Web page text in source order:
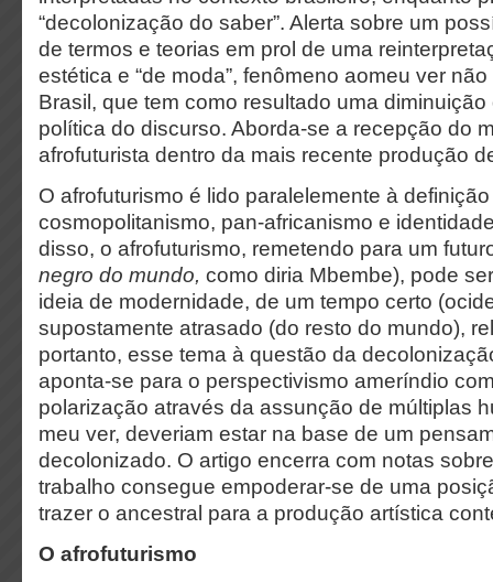
“decolonização do saber”. Alerta sobre um
de termos e teorias em prol de uma
estética e “de moda”, fenômeno aomeu ver
Brasil, que tem como resultado uma
política do discurso. Aborda-se a recepção do
afrofuturista dentro da mais recente produção
O afrofuturismo é lido paralelemente à
cosmopolitanismo, pan-africanismo e
disso, o afrofuturismo, remetendo para um
negro do mundo, como diria Mbembe), pode
ideia de modernidade, de um tempo certo
supostamente atrasado (do resto do mundo),
portanto, esse tema à questão da
aponta-se para o perspectivismo ameríndio
polarização através da assunção de múltiplas
meu ver, deveriam estar na base de um
decolonizado. O artigo encerra com notas
trabalho consegue empoderar-se de uma
trazer o ancestral para a produção artística
O afrofuturismo